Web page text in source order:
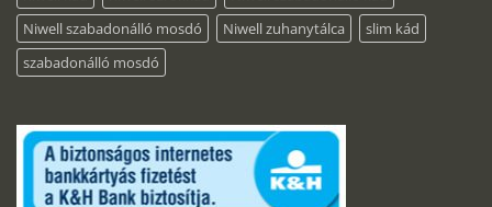
Niwell szabadonálló mosdó
Niwell zuhanytálca
slim kád
szabadonálló mosdó